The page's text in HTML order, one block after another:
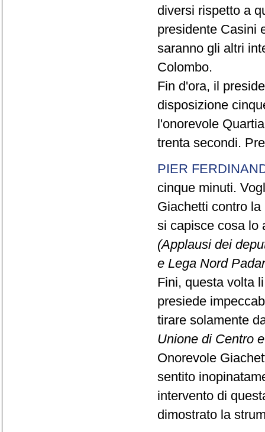
diversi rispetto a
presidente Casini
saranno gli altri
Colombo.
Fin d'ora, il
disposizione
l'onorevole
trenta secondi.
PIER
cinque minuti.
Giachetti contro
si capisce cosa lo
(Applausi dei
e Lega Nord
Fini, questa volta
presiede
tirare solamente
Unione di Centro
Onorevole
sentito
intervento di
dimostrato la